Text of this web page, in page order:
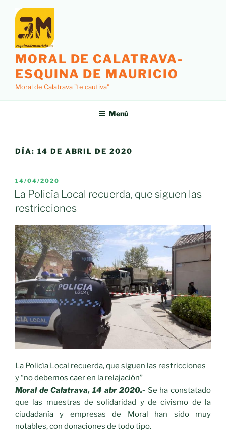
contenido
MORAL DE CALATRAVA-
ESQUINA DE MAURICIO
Moral de Calatrava "te cautiva"
Menú
DÍA: 14 DE ABRIL DE 2020
PUBLICADO
EL
14/04/2020
La Policía Local recuerda, que siguen las
restricciones
La Policía Local recuerda, que siguen las restricciones
y “no debemos caer en la relajación”
Moral de Calatrava, 14 abr 2020.- Se ha constatado
que las muestras de solidaridad y de civismo de la
ciudadanía y empresas de Moral han sido muy
notables, con donaciones de todo tipo.